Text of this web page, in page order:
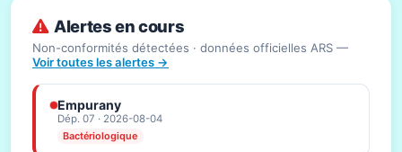
Alertes en cours
Non-conformités détectées · données officielles ARS —
Voir toutes les alertes →
Empurany
Dép. 07 · 2026-08-04
Bactériologique